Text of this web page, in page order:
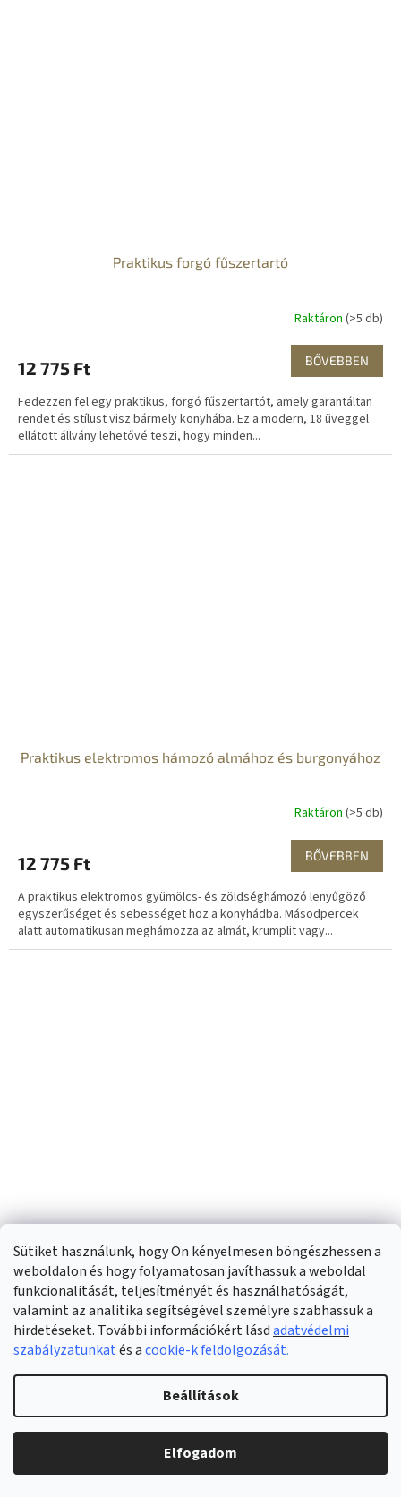
Sütiket használunk, hogy Ön kényelmesen böngészhessen a
weboldalon és hogy folyamatosan javíthassuk a weboldal
funkcionalitását, teljesítményét és használhatóságát,
valamint az analitika segítségével személyre szabhassuk a
hirdetéseket. További információkért lásdadatvédelmi
szabályzatunkatés acookie-k feldolgozását.
Beállítások
Elfogadom
Praktikus forgó fűszertartó
Raktáron (>5 db)
12 775 Ft BŐVEBBEN
Fedezzen fel egy praktikus, forgó fűszertartót, amely garantáltan
rendet és stílust visz bármely konyhába. Ez a modern, 18 üveggel
ellátott állvány lehetővé teszi, hogy minden...
Praktikus elektromos hámozó almához és burgonyához
Raktáron (>5 db)
12 775 Ft BŐVEBBEN
A praktikus elektromos gyümölcs- és zöldséghámozó lenyűgöző
egyszerűséget és sebességet hoz a konyhádba. Másodpercek
alatt automatikusan meghámozza az almát, krumplit vagy...
Otthoni elektromos pizzasütő, pizzakészítő
Raktáron(>5 db)
45 135 Ft
Élvezze a pizzát otthon, mintha egy olasz étteremben főzne. Egy